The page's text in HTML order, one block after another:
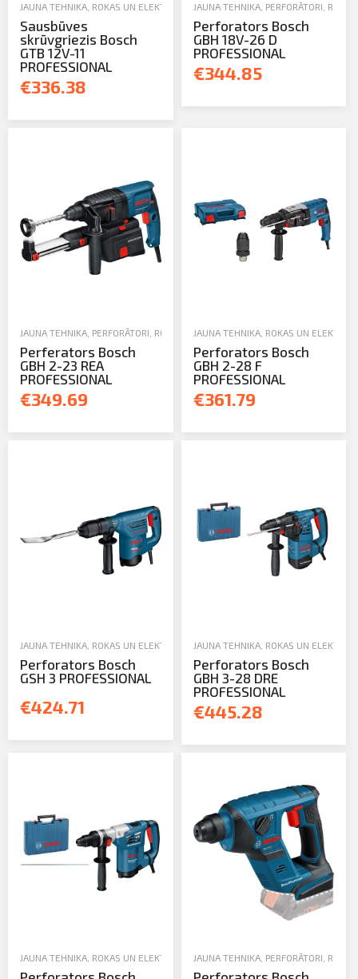
JAUNA TEHNIKA ROKAS UN ELEKTROINSTRUMENTI,PERFORĀTORI
Sausbūves
skrūvgriezis Bosch
GTB 12V-11
PROFESSIONAL
€336.38
JAUNA TEHNIKA, PERFORĀTORI
Perforators Bosch
GBH 18V-26 D
PROFESSIONAL
€344.85
JAUNA TEHNIKA PERFORĀTORI ROKAS UN ELEKTROINSTRUMENTI
Perferators Bosch
GBH 2-23 REA
PROFESSIONAL
€349.69
JAUNA TEHNIKA, ROKAS UN
Perforators Bosch
GBH 2-28 F
PROFESSIONAL
€361.79
JAUNA TEHNIKA ROKAS UN ELEKTROINSTRUMENTI,PERFORĀTORI
Perforators Bosch
GSH 3 PROFESSIONAL
€424.71
JAUNA TEHNIKA, ROKAS UN
Perforators Bosch
GBH 3-28 DRE
PROFESSIONAL
€445.28
JAUNA TEHNIKA ROKAS UN ELEKTROINSTRUMENTI,PERFORĀTORI
JAUNA TEHNIKA, PERFORĀTORI